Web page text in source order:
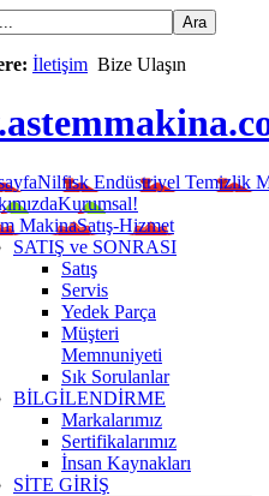
İletişim Bize Ulaşın
Nilfisk Endüstriyel Temizlik
Kurumsal!
MakinaSatış-Hizmet
SATIŞ ve SONRASI
Satış
Servis
Yedek Parça
Müşteri
Memnuniyeti
Sık Sorulanlar
BİLGİLENDİRME
Markalarımız
Sertifikalarımız
İnsan Kaynakları
SİTE GİRİŞ